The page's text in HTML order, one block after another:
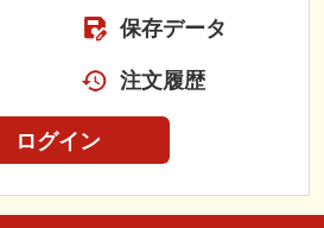
保存データ
注文履歴
ログイン